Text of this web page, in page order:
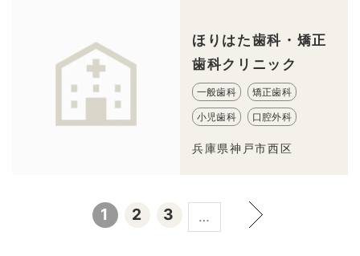
ほりはた歯科・矯正
歯科クリニック
一般歯科 矯正歯科
小児歯科 口腔外科
兵庫県神戸市西区
1 2 3 …